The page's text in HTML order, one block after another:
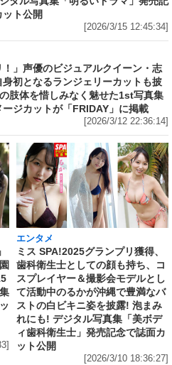
ト公開
[2026/3/15 12:45:34]
！」声優のビジュアルクイーン・志
身初となるランジェリーカットも披
肢体を惜しみなく魅せた1st写真集
ジカットが「FRIDAY」に掲載
[2026/3/12 22:36:14]
エンタメ
ミス SPA!2025グランプリ獲得、
歯科衛生士としての顔も持ち、コ
スプレイヤー＆撮影会モデルとし
て活動中のるかが沖縄で豊満なバ
ストの白ビキニ姿を披露! 泡まみ
れにも! デジタル写真集「美ボデ
ィ歯科衛生士」発売記念で誌面カ
ット公開
[2026/3/10 18:36:27]